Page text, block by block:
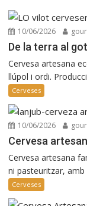
10/06/2026
De la terra al
Cervesa artesana
llúpol i ordi.
Cerveses
10/06/2026
Cervesa
Cervesa artesana
ni pasteuritzar, amb
Cerveses